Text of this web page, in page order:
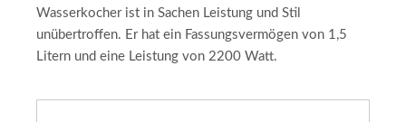
Wasserkocher ist in Sachen Leistung und Stil
unübertroffen. Er hat ein Fassungsvermögen von 1,5
Litern und eine Leistung von 2200 Watt.